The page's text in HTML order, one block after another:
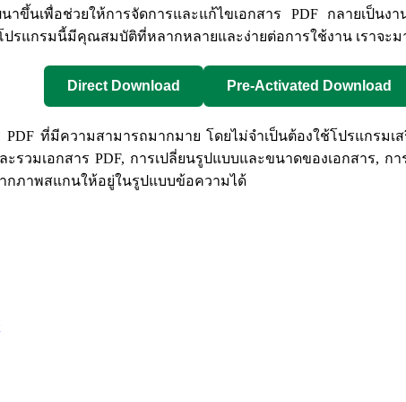
าขึ้นเพื่อช่วยให้การจัดการและแก้ไขเอกสาร PDF กลายเป็
รแกรมนี้มีคุณสมบัติที่หลากหลายและง่ายต่อการใช้งาน เราจะมา
Direct Download Pre-Activated Download
ร PDF ที่มีความสามารถมากมาย โดยไม่จำเป็นต้องใช้โปรแก
วมเอกสาร PDF, การเปลี่ยนรูปแบบและขนาดของเอกสาร, ก
กภาพสแกนให้อยู่ในรูปแบบข้อความได้